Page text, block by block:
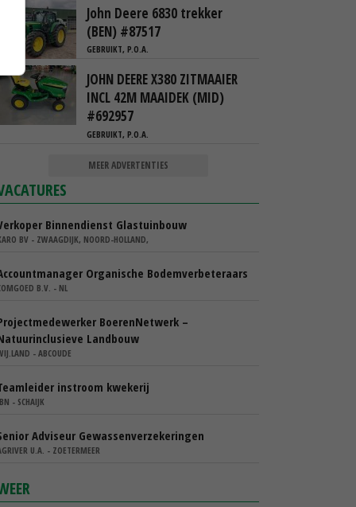
John Deere 6830 trekker
(BEN) #87517
GEBRUIKT, P.O.A.
JOHN DEERE X380 ZITMAAIER
INCL 42M MAAIDEK (MID)
#692957
GEBRUIKT, P.O.A.
MEER ADVERTENTIES
Binnendienst Glastuinbouw
BV - ZWAAGDIJK, NOORD-HOLLAND,
Organische Bodemverbeteraars
B.V. - NL
BoerenNetwerk –
Landbouw
- ABCOUDE
instroom kwekerij
- SCHAIJK
Adviseur Gewassenverzekeringen
U.A. - ZOETERMEER